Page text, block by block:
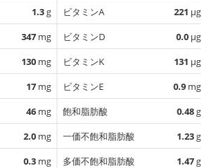
1.3g
347 mg
130 mg
17 mg
46 mg
2.0 mg
0.3 mg
ビタミンA
221 µg
ビタミンD
0.0 µg
ビタミンK
131 µg
ビタミンE
0.9 mg
飽和脂肪酸
0.48g
一価不飽和脂肪酸
1.23g
多価不飽和脂肪酸
1.47g